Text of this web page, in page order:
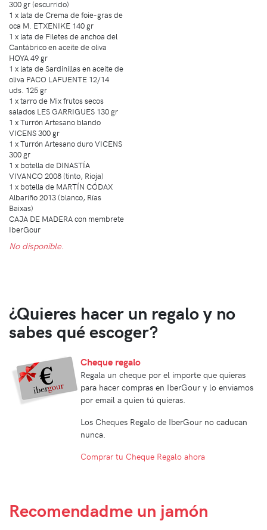
300 gr (escurrido)
1 x lata de Crema de foie-gras de
oca M. ETXENIKE 140 gr
1 x lata de Filetes de anchoa del
Cantábrico en aceite de oliva
HOYA 49 gr
1 x lata de Sardinillas en aceite de
oliva PACO LAFUENTE 12/14
uds. 125 gr
1 x tarro de Mix frutos secos
salados LES GARRIGUES 130 gr
1 x Turrón Artesano blando
VICENS 300 gr
1 x Turrón Artesano duro VICENS
300 gr
1 x botella de DINASTÍA
VIVANCO 2008 (tinto, Rioja)
1 x botella de MARTÍN CÓDAX
Albariño 2013 (blanco, Rías
Baixas)
CAJA DE MADERA con membrete
IberGour
No disponible.
¿Quieres hacer un regalo y no
sabes qué escoger?
Cheque regalo
Regala un cheque por el importe que quieras
para hacer compras en IberGour y lo enviamos
por email a quien tú quieras.
Los Cheques Regalo de IberGour no caducan
nunca.
Comprar tu Cheque Regalo ahora
Recomendadme un jamón